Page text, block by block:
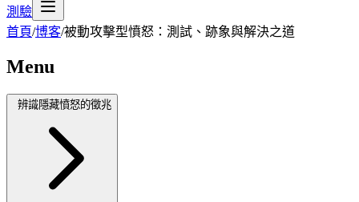
測驗
首頁/博客/被動攻擊型憤怒：測試、跡象與解決之道
Menu
辨識隱藏憤怒的徵兆